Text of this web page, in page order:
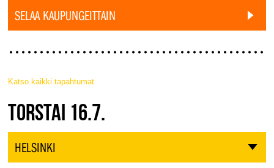
SELAA KAUPUNGEITTAIN
Katso kaikki tapahtumat
JAZZ FINLAND LIVE
TORSTAI 16.7.
HELSINKI